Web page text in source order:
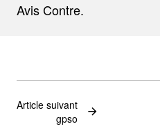
Avis Contre.
Article suivant
gpso